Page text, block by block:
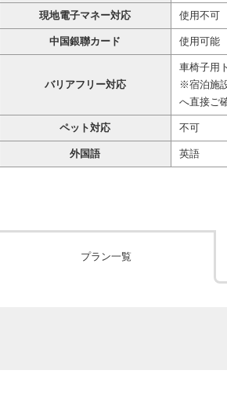
現地電子マネー対応 使用不可
中国銀聯カード 使用可能
バリアフリー対応
車椅子用
※宿泊施
へ直接ご
ペット対応 不可
外国語 英語
プラン一覧